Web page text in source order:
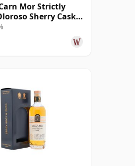
Mor Strictly
Sherry Cask
jaar oud